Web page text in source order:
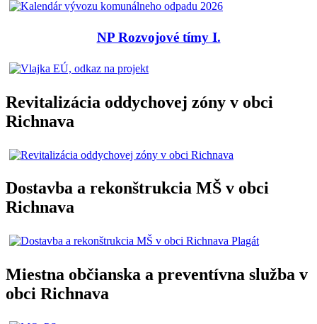
NP Rozvojové tímy I.
Revitalizácia oddychovej zóny v obci
Richnava
Dostavba a rekonštrukcia MŠ v obci
Richnava
Miestna občianska a preventívna služba v
obci Richnava